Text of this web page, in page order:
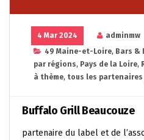
4 Mar 2024 adminmw
49 Maine-et-Loire, Bars &
par régions, Pays de la Loire,
à thème, tous les
Buffalo Grill Beaucouze
partenaire du label et de